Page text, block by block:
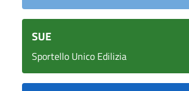
SUE
Sportello Unico Edilizia